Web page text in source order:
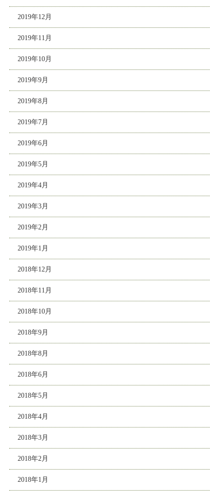
2019年12月
2019年11月
2019年10月
2019年9月
2019年8月
2019年7月
2019年6月
2019年5月
2019年4月
2019年3月
2019年2月
2019年1月
2018年12月
2018年11月
2018年10月
2018年9月
2018年8月
2018年6月
2018年5月
2018年4月
2018年3月
2018年2月
2018年1月